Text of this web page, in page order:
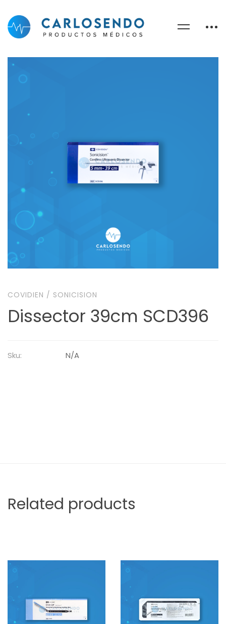
COVIDIEN / SONICISION
Dissector 39cm SCD396
Sku: N/A
Related products